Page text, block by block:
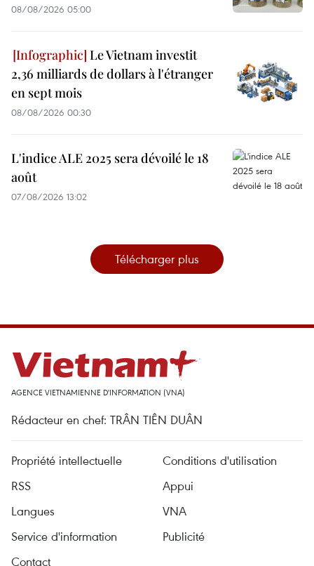
08/08/2026 05:00
Le Vietnam investit
2,36 milliards de dollars à l'étranger
en sept mois
08/08/2026 00:30
L'indice ALE 2025 sera dévoilé le 18
août
07/08/2026 13:02
Télécharger plus
AGENCE VIETNAMIENNE D'INFORMATION (VNA)
Rédacteur en chef: TRÂN TIÊN DUÂN
Propriété intellectuelle
Conditions d'utilisation
RSS
Appui
Langues
VNA
Service d'information
Publicité
Contact